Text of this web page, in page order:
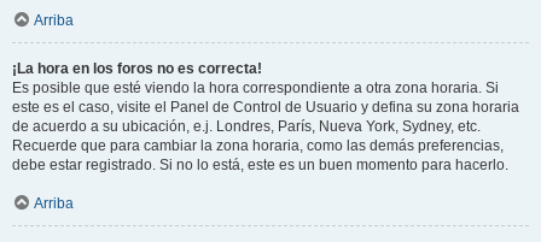
Arriba
¡La hora en los foros no es correcta!
Es posible que esté viendo la hora correspondiente a otra zona horaria. Si
este es el caso, visite el Panel de Control de Usuario y defina su zona horaria
de acuerdo a su ubicación, e.j. Londres, París, Nueva York, Sydney, etc.
Recuerde que para cambiar la zona horaria, como las demás preferencias,
debe estar registrado. Si no lo está, este es un buen momento para hacerlo.
Arriba